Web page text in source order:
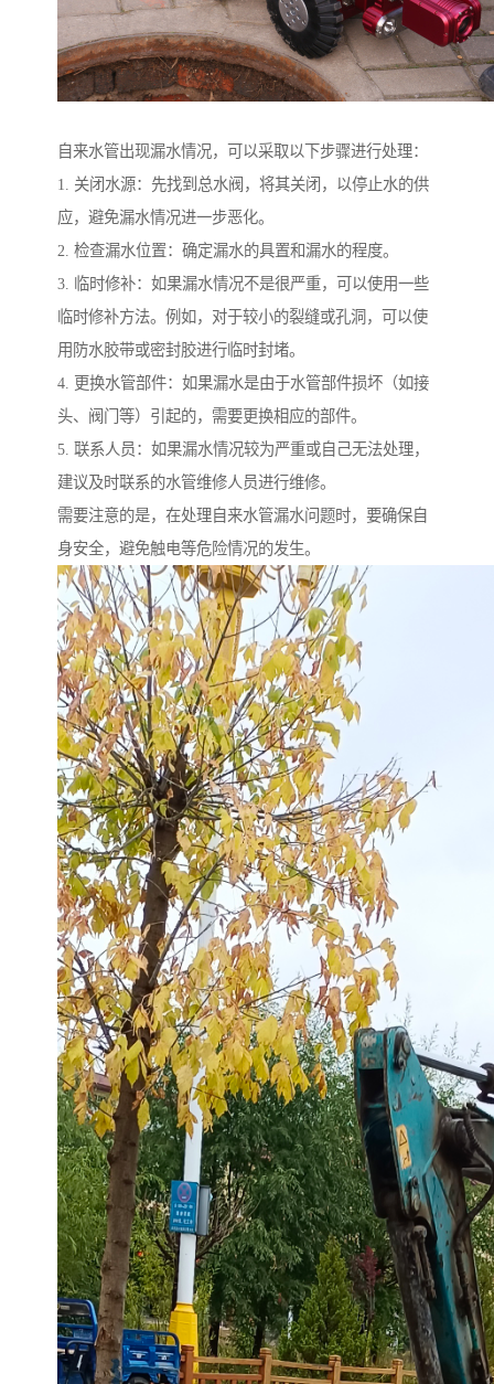
自来水管出现漏水情况，可以采取以下步骤进行处理：
1. 关闭水源：先找到总水阀，将其关闭，以停止水的供
应，避免漏水情况进一步恶化。
2. 检查漏水位置：确定漏水的具置和漏水的程度。
3. 临时修补：如果漏水情况不是很严重，可以使用一些
临时修补方法。例如，对于较小的裂缝或孔洞，可以使
用防水胶带或密封胶进行临时封堵。
4. 更换水管部件：如果漏水是由于水管部件损坏（如接
头、阀门等）引起的，需要更换相应的部件。
5. 联系人员：如果漏水情况较为严重或自己无法处理，
建议及时联系的水管维修人员进行维修。
需要注意的是，在处理自来水管漏水问题时，要确保自
身安全，避免触电等危险情况的发生。